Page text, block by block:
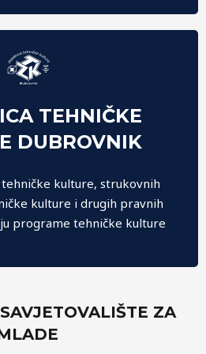
TEHNIČKE
DUBROVNIK
kulture, strukovnih
kulture i drugih pravnih
programe tehničke kulture
za tehničku kulturu među
članica. Organizira akcije,
iz svih grana tehničke
ZA